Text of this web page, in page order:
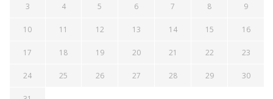
3 4 5 6 7 8 9
10 11 12 13 14 15 16
17 18 19 20 21 22 23
24 25 26 27 28 29 30